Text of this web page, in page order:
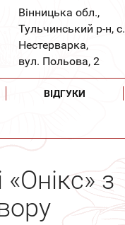
Вінницька обл.,
Тульчинський р-н, с.
Нестерварка,
вул. Польова, 2
ВІДГУКИ
з